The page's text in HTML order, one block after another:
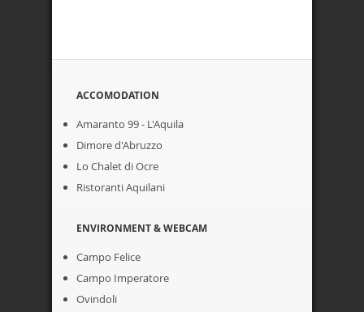
ACCOMODATION
Amaranto 99 - L'Aquila
Dimore d'Abruzzo
Lo Chalet di Ocre
Ristoranti Aquilani
ENVIRONMENT & WEBCAM
Campo Felice
Campo Imperatore
Ovindoli